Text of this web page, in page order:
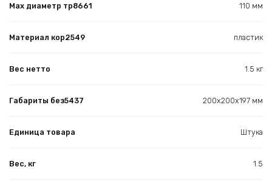
Max диаметр тр8661 110 мм
Материал кор2549 пластик
Вес нетто 1.5 кг
Габариты без5437 200x200x197 мм
Единица товара Штука
Вес, кг 1.5